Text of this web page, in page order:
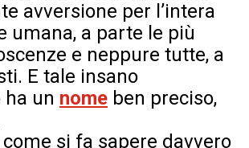
avversione per l’intera
umana, a parte le più
e neppure tutte, a
E tale insano
un nome ben preciso,
come si fa sapere davvero